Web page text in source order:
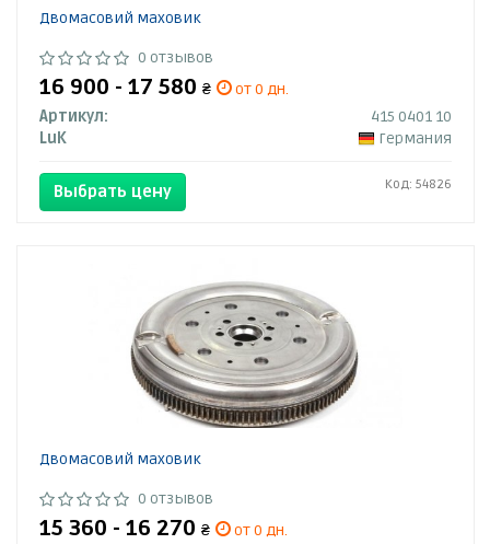
Двомасовий маховик
0 отзывов
16 900 - 17 580 ₴
от 0 дн.
Артикул:
415 0401 10
LuK
Германия
Выбрать цену Код: 54826
Двомасовий маховик
0 отзывов
15 360 - 16 270 ₴
от 0 дн.